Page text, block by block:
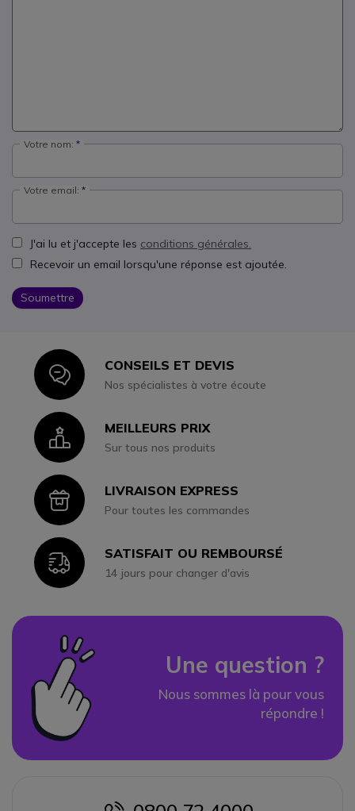
Votre nom:
Votre email:
J'ai lu et j'accepte les conditions générales.
Recevoir un email lorsqu'une réponse est ajoutée.
Soumettre
IconCONSEILS ET DEVIS
Nos spécialistes à votre écoute
IconMEILLEURS PRIX
Sur tous nos produits
IconLIVRAISON EXPRESS
Pour toutes les commandes
IconSATISFAIT OU REMBOURSÉ
14 jours pour changer d'avis
Une question ?
Nous sommes là pour vous
répondre !